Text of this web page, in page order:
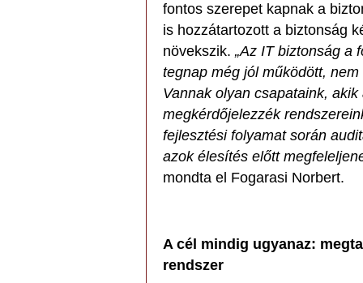
fontos szerepet kapnak a
is hozzátartozott a biztonság
növekszik. „Az IT biztonság a
tegnap még jól működött,
Vannak olyan csapataink,
megkérdőjelezzék
fejlesztési folyamat során
azok élesítés előtt
mondta el Fogarasi Norbert.
A cél mindig ugyanaz:
rendszer